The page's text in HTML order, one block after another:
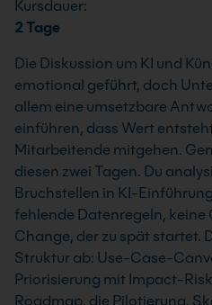
Kursdauer:
2 Tage
Die Diskussion um KI und
emotional geführt, doch
allem eine umsetzbare
einführen, dass Wert
Mitarbeitende mitgehen.
diesen zwei Tagen. Du
Bruchstellen in KI-
fehlende Datenregeln,
Change, der zu spät startet.
Struktur ab: Use-Case-
Priorisierung mit Impact-
Roadmap, die Pilotierung,